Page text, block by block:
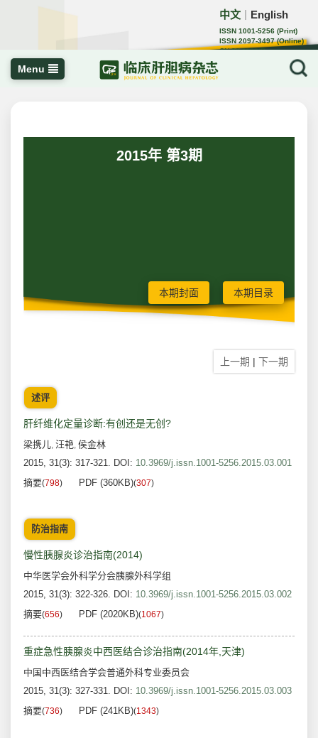
中文 English
ISSN 1001-5256 (Print)
ISSN 2097-3497 (Online)
CN 22-1108/R
Menu
2015年 第3期
本期封面 本期目录
上一期 | 下一期
述评
肝纤维化定量诊断:有创还是无创?
梁携儿, 汪艳, 侯金林
2015, 31(3): 317-321. DOI: 10.3969/j.issn.1001-5256.2015.03.001
摘要(798) PDF (360KB)(307)
防治指南
慢性胰腺炎诊治指南(2014)
中华医学会外科学分会胰腺外科学组
2015, 31(3): 322-326. DOI: 10.3969/j.issn.1001-5256.2015.03.002
摘要(656) PDF (2020KB)(1067)
重症急性胰腺炎中西医结合诊治指南(2014年,天津)
中国中西医结合学会普通外科专业委员会
2015, 31(3): 327-331. DOI: 10.3969/j.issn.1001-5256.2015.03.003
摘要(736) PDF (241KB)(1343)